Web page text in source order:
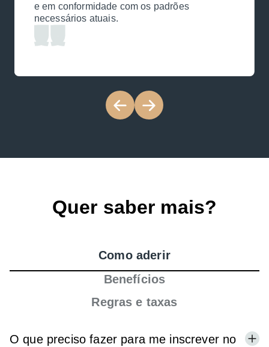
e em conformidade com os padrões
necessários atuais.
Quer saber mais?
Como aderir
Benefícios
Regras e taxas
O que preciso fazer para me inscrever no